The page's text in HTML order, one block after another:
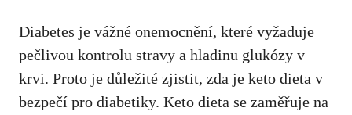
Diabetes je vážné onemocnění, které⁤ vyžaduje
pečlivou kontrolu ⁣stravy a hladinu glukózy v
krvi. Proto je důležité zjistit, zda je ⁤keto dieta v
bezpečí pro diabetiky. Keto dieta se zaměřuje na